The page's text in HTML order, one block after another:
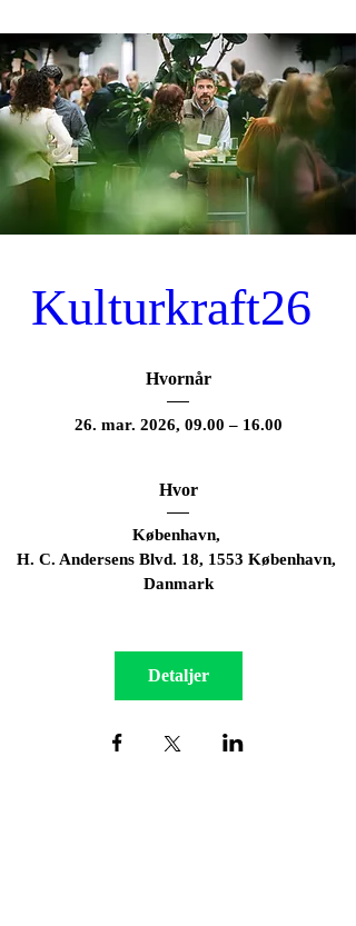
Kulturkraft26
Hvornår
26. mar. 2026, 09.00 – 16.00
Hvor
København,
H. C. Andersens Blvd. 18, 1553 København,
Danmark
Detaljer